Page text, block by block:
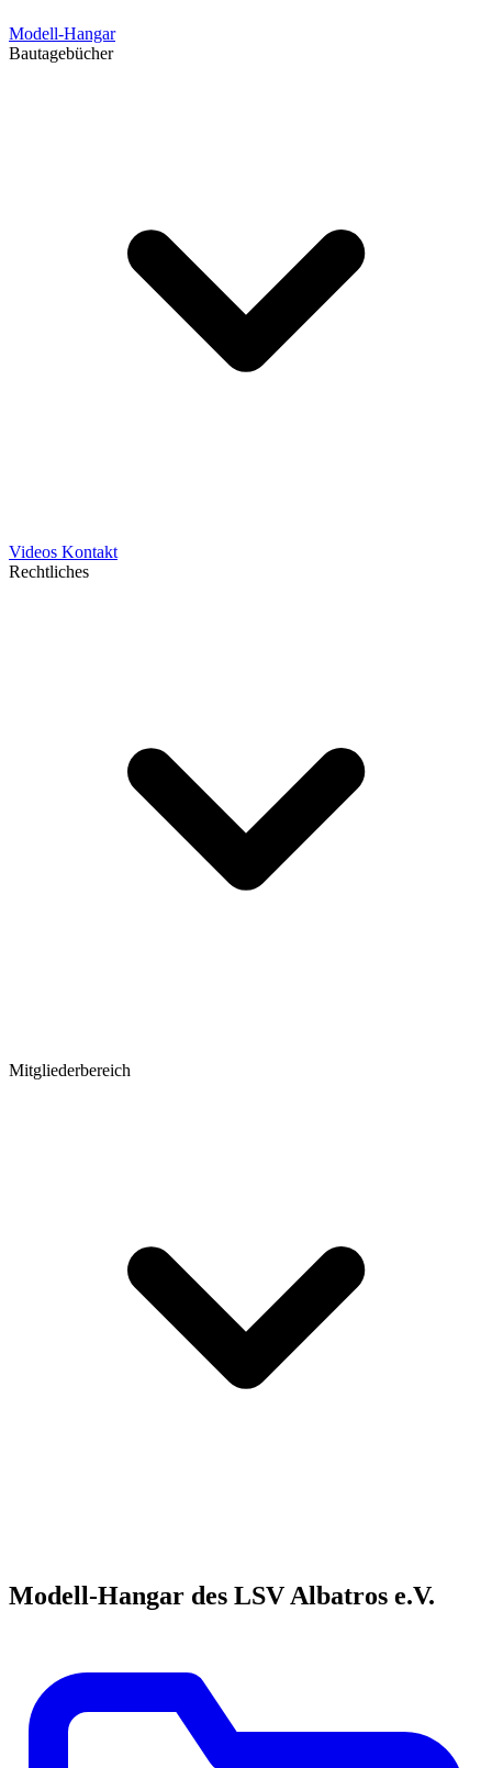
Modell-Hangar
Bautagebücher
Videos Kontakt
Rechtliches
Mitgliederbereich
Modell-Hangar des LSV Albatros e.V.